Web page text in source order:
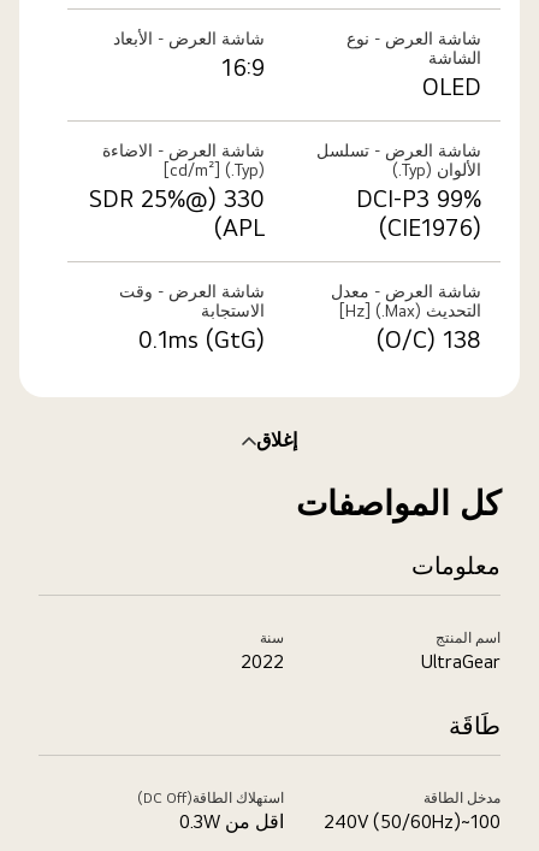
شاشة العرض - نوع
الشاشة
OLED
شاشة العرض - الأبعاد
16:9
شاشة العرض - تسلسل
الألوان (Typ.)
DCI-P3 99%
(CIE1976)
شاشة العرض - الاضاءة
(Typ.) [cd/m²]
330 (@SDR 25%
APL)
شاشة العرض - معدل
التحديث (Max.) [Hz]
138 (O/C)
شاشة العرض - وقت
الاستجابة
0.1ms (GtG)
إغلاق
كل المواصفات
معلومات
اسم المنتج
UltraGear
سنة
2022
طَاقَة
مدخل الطاقة
100~240V (50/60Hz)
استهلاك الطاقة(DC Off)
اقل من 0.3W